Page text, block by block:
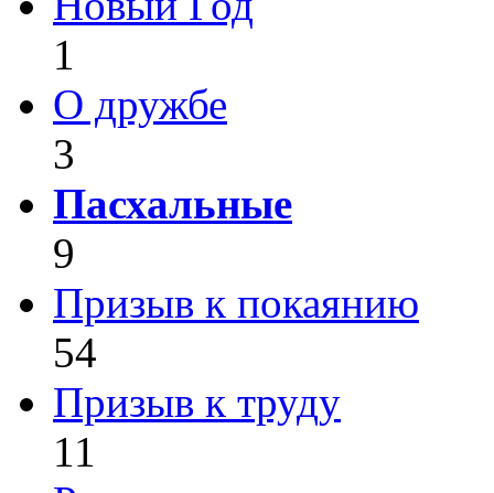
1
О дружбе
3
Пасхальные
9
Призыв к покаянию
54
Призыв к труду
11